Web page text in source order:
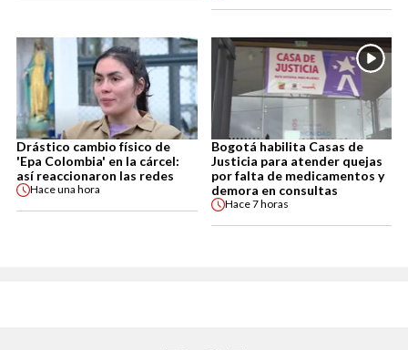
Drástico cambio físico de
'Epa Colombia' en la cárcel:
así reaccionaron las redes
Haceuna hora
Bogotá habilita Casas de
Justicia para atender quejas
por falta de medicamentos y
demora en consultas
Hace7 horas